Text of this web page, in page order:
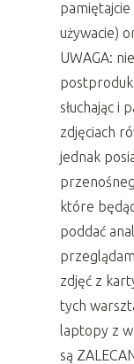
używacie)
UWAGA:
słuchając i
zdjęciach
jednak
które
poddać
zdjęć z
tych
laptopy z
są